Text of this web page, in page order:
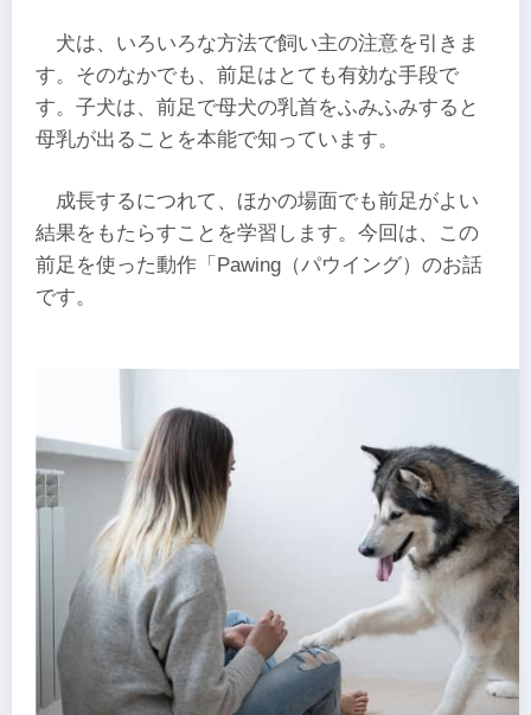
犬は、いろいろな方法で飼い主の注意を引きま
す。そのなかでも、前足はとても有効な手段で
す。子犬は、前足で母犬の乳首をふみふみすると
母乳が出ることを本能で知っています。
成長するにつれて、ほかの場面でも前足がよい
結果をもたらすことを学習します。今回は、この
前足を使った動作「Pawing（パウイング）のお話
です。